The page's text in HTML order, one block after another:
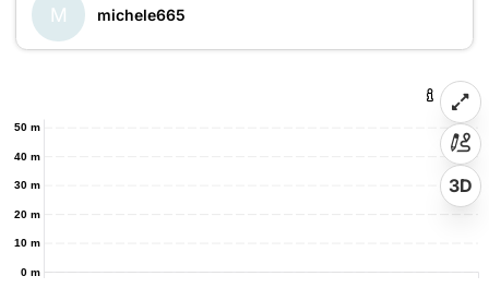
M michele665
0 m
10 m
20 m
30 m
40 m
50 m
3D